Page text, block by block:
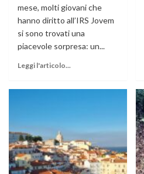
mese, molti giovani che
hanno diritto all’IRS Jovem
si sono trovati una
piacevole sorpresa: un...
Leggi l'articolo...